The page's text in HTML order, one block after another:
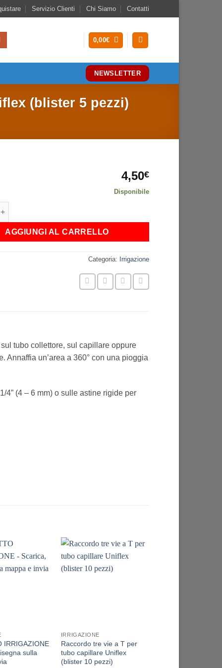
Servizio Clienti Chi Siamo Contatti
0,00€
NEWSLETTER
(blister 5 pezzi)
4,50€
Disponibile
a 360° regolabile per tubo capillare Uniflex (blister 5 pezzi)
AGGIUNGI AL CARRELLO
Categoria: Irrigazione
tubo collettore, sul capillare oppure
un’area a 360° con una pioggia
4” (4 – 6 mm) o sulle astine rigide per
IRRIGAZIONE
sulla
IRRIGAZIONE
Raccordo tre vie a T per
tubo capillare Uniflex
(blister 10 pezzi)